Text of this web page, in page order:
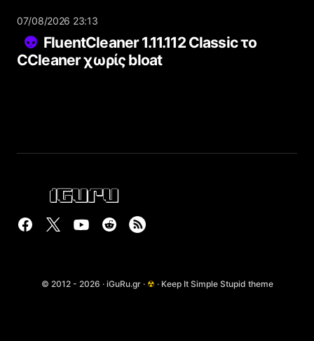
07/08/2026 23:13
FluentCleaner 1.11.112 Classic το
CCleaner χωρίς bloat
© 2012 - 2026 · iGuRu.gr · ☢ · Keep It Simple Stupid theme